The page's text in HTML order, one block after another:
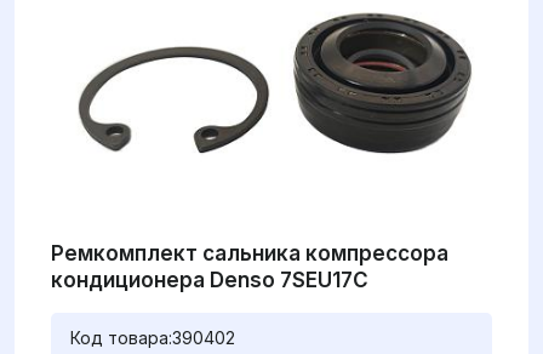
Ремкомплект сальника компрессора
кондиционера Denso 7SEU17C
Код товара:390402